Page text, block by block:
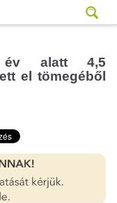
év alatt 4,5
el tömegéből